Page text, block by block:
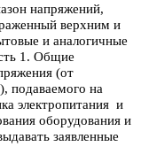
напряжений,
верхним и
и аналогичные
1. Общие
(от
подаваемого на
электропитания и
оборудования и
заявленные